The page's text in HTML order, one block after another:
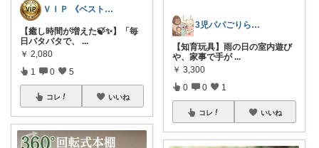
ＶＩＰ 《ベスト・バイ》
【癒し時間が増えた🍃✨】「毎
日バタバタで、
...
￥ 2,080
1 0 5
コレ いいね
3児パパごりら｜家族で役立つROOM
【知育玩具】雨の日の室内遊び
や、家事で手が ...
￥ 3,300
0 0 1
コレ いいね